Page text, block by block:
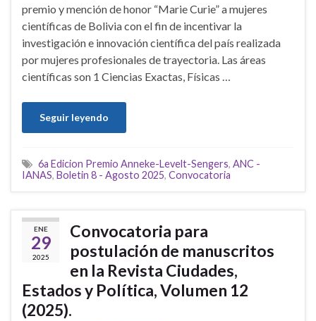
premio y mención de honor “Marie Curie” a mujeres
científicas de Bolivia con el fin de incentivar la
investigación e innovación científica del país realizada
por mujeres profesionales de trayectoria. Las áreas
científicas son 1 Ciencias Exactas, Físicas …
Seguir leyendo
6a Edicion Premio Anneke-Levelt-Sengers, ANC -
IANAS, Boletin 8 - Agosto 2025, Convocatoria
ENE
29
2025
Convocatoria para
postulación de manuscritos
en la Revista Ciudades,
Estados y Política, Volumen 12
(2025).